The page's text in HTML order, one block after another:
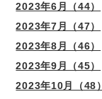
2023年6月（44）
2023年7月（47）
2023年8月（46）
2023年9月（45）
2023年10月（48）